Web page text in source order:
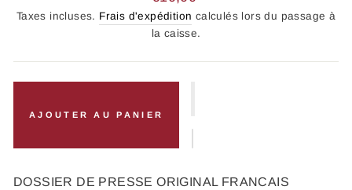
régulier
Taxes incluses. Frais d'expédition calculés lors du passage à
la caisse.
AJOUTER AU PANIER
DOSSIER DE PRESSE ORIGINAL FRANCAIS